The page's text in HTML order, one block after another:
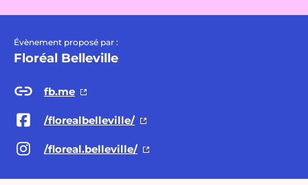
Évènement proposé par :
Floréal Belleville
fb.me
/florealbelleville/
/floreal.belleville/